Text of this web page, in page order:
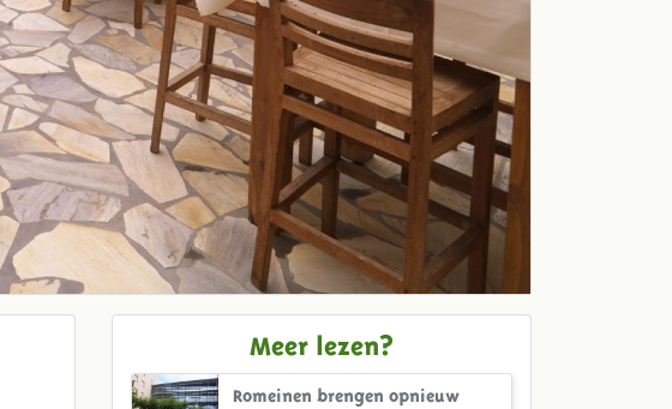
Meer lezen?
Romeinen brengen opnieuw